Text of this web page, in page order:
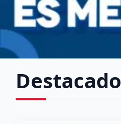
Destacado